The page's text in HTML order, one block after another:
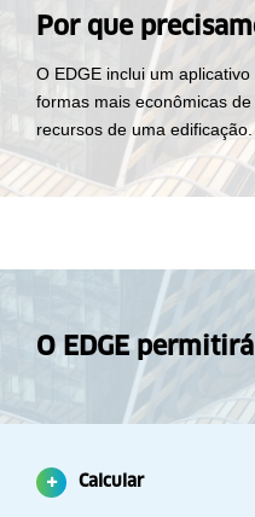
Por que
O EDGE inclui um aplicativo
formas mais econômicas
recursos de uma edificação.
O EDGE
Calcular